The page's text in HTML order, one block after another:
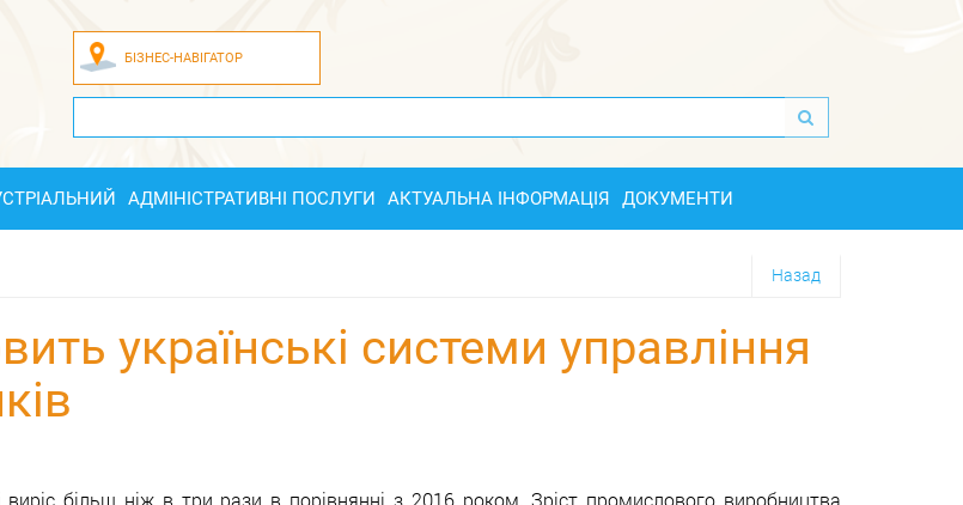
БІЗНЕС-НАВІГАТОР
АДМІНІСТРАТИВНІ ПОСЛУГИ АКТУАЛЬНА ІНФОРМАЦІЯ ДОКУМЕНТИ
Назад
українські системи управління
більш ніж в три рази в порівнянні з 2016 роком. Зріст промислового виробництва